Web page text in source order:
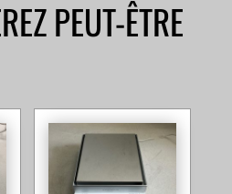
PEUT-ÊTRE